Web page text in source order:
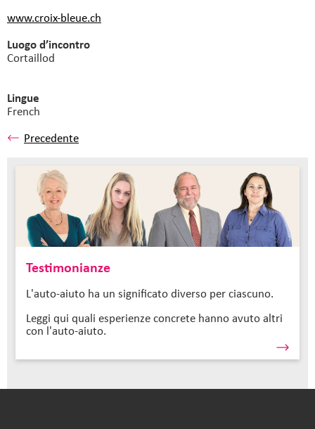
www.croix-bleue.ch
Luogo d’incontro
Cortaillod
Lingue
French
Precedente
Testimonianze
L'auto-aiuto ha un significato diverso per ciascuno.
Leggi qui quali esperienze concrete hanno avuto altri
con l'auto-aiuto.